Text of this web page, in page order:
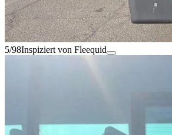
5/98Inspiziert von Fleequid